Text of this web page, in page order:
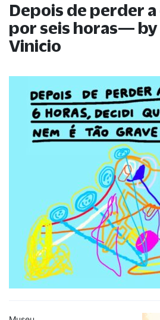
Depois de perder a
por seis horas—
Vinicio